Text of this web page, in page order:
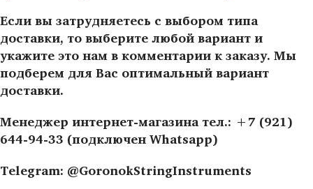
Если вы затрудняетесь с выбором типа
доставки, то выберите любой вариант и
укажите это нам в комментарии к заказу. Мы
подберем для Вас оптимальный вариант
доставки.
Менеджер интернет-магазина тел.: +7 (921)
644-94-33 (подключен Whatsapp)
Telegram: @GoronokStringInstruments